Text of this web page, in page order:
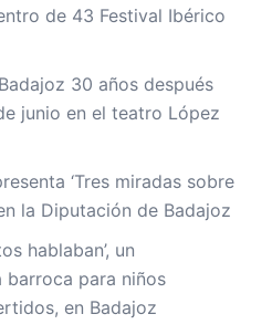
de 43 Festival Ibérico
30 años después
junio en el teatro López
‘Tres miradas sobre
la Diputación de Badajoz
hablaban’, un
barroca para niños
en Badajoz